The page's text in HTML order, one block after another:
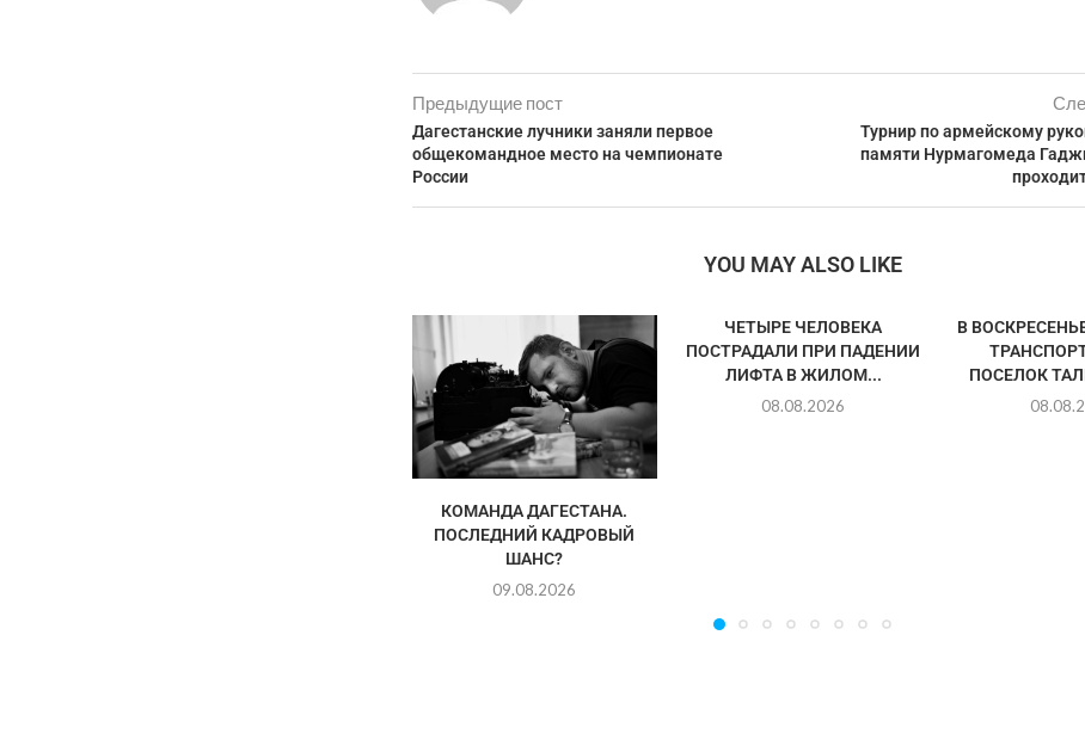
Предыдущие пост
Дагестанские лучники заняли первое
общекомандное место на чемпионате
России
Турнир по армейскому
памяти Нурмагомеда
YOU MAY ALSO LIKE
КОМАНДА ДАГЕСТАНА.
ПОСЛЕДНИЙ КАДРОВЫЙ
ШАНС?
09.08.2026
ЧЕТЫРЕ ЧЕЛОВЕКА
ПОСТРАДАЛИ ПРИ ПАДЕНИИ
ЛИФТА В ЖИЛОМ...
08.08.2026
В
ПОСЕЛОК